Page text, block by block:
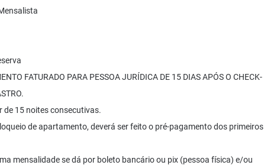
FATURADO PARA PESSOA JURÍDICA DE 15 DIAS APÓS O CHECK-
de 15 noites consecutivas.
de apartamento, deverá ser feito o pré-pagamento dos primeiros
mensalidade se dá por boleto bancário ou pix (pessoa física) e/ou